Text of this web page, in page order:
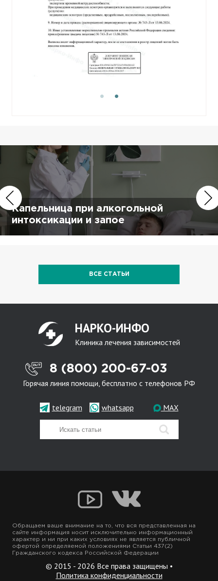
Капельница при алкогольной
интоксикации и запое
ВСЕ СТАТЬИ
НАРКО-ИНФО
Клиника лечения зависимостей
8 (800) 200-67-03
Горячая линия помощи, бесплатно с телефонов РФ
telegram whatsapp MAX
Обращаем ваше внимание на то, что вся представленная на
сайте информация носит исключительно информационный
характер и ни при каких условиях не является публичной
офертой определяемой положениями Статьи 437(2)
Гражданского кодекса Российской Федерации
© 2015 - 2026 Все права защищены •
Политика конфиденциальности